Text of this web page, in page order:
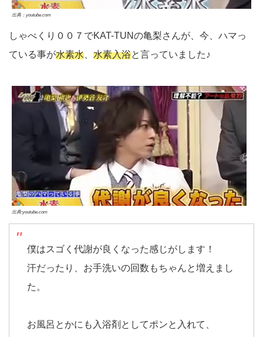
出典：youtube.com
しゃべくり００７でKAT-TUNの亀梨さんが、今、ハマっ
ている事が水素水 水素入浴と言っていました♪
出典:youtube.com
僕はスゴく代謝が良くなった感じがします！
汗だったり、お手洗いの回数もちゃんと増えまし
た。
お風呂とかにも入浴剤としてポンと入れて、